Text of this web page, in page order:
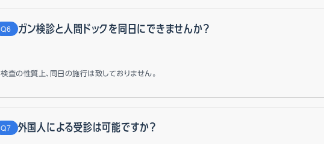
Q ガン検診と人間ドックを同日にできませんか？
検査の性質上、同日の施行は致しておりません。
Q 外国人による受診は可能ですか？